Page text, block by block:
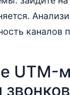
UTM-
звонков